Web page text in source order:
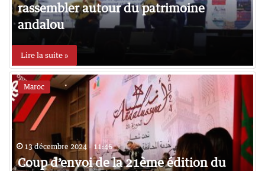
rassembler autour du patrimoine
andalou
Lire la suite »
Maroc
13 décembre 2024 - 11:46
Coup d’envoi de la 21ème édition du